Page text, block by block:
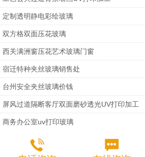
定制透明静电彩绘玻璃
双方格双面压花玻璃
西关满洲窗压花艺术玻璃门窗
宿迁特种夹丝玻璃销售处
台州安全夹丝玻璃价钱
屏风过道隔断客厅双面磨砂透光UV打印加工
商务办公室uv打印玻璃